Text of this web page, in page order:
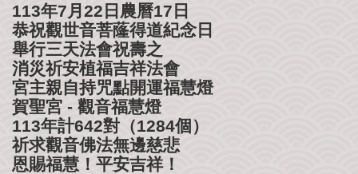
農
民
曆
聯
絡
我
們
113年7月22日農曆17日
恭祝觀世音菩蕯得道紀念日
舉行三天法會祝壽之
消災祈安植福吉祥法會
宮主親自持咒點開運福慧燈
賀聖宮 - 觀音福慧燈
113年計642對（1284個）
祈求觀音佛法無邊慈悲
恩賜福慧！平安吉祥！